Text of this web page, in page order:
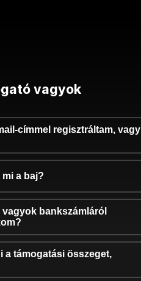
vagyok
címmel regisztráltam, vagy
a baj?
bankszámláról
a támogatási összeget,